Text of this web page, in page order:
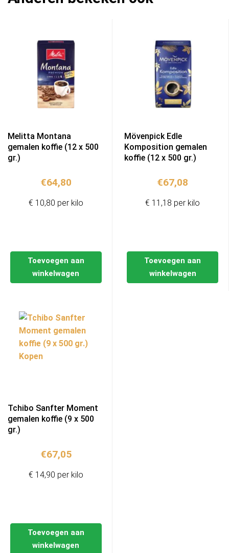
Melitta Montana
gemalen koffie (12 x 500
gr.)
€64,80
Toevoegen aan
winkelwagen
€ 10,80 per kilo
Mövenpick Edle
Komposition gemalen
koffie (12 x 500 gr.)
€67,08
Toevoegen aan
winkelwagen
€ 11,18 per kilo
Tchibo Sanfter Moment
gemalen koffie (9 x 500
gr.)
€67,05
Toevoegen aan
winkelwagen
€ 14,90 per kilo